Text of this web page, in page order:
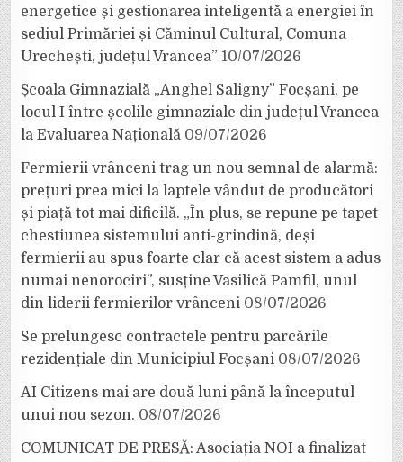
energetice și gestionarea inteligentă a energiei în
sediul Primăriei și Căminul Cultural, Comuna
Urechești, județul Vrancea” 10/07/2026
Școala Gimnazială „Anghel Saligny” Focșani, pe
locul I între școlile gimnaziale din județul Vrancea
la Evaluarea Națională 09/07/2026
Fermierii vrânceni trag un nou semnal de alarmă:
prețuri prea mici la laptele vândut de producători
și piață tot mai dificilă. „În plus, se repune pe tapet
chestiunea sistemului anti-grindină, deși
fermierii au spus foarte clar că acest sistem a adus
numai nenorociri”, susține Vasilică Pamfil, unul
din liderii fermierilor vrânceni 08/07/2026
Se prelungesc contractele pentru parcările
rezidențiale din Municipiul Focșani 08/07/2026
AI Citizens mai are două luni până la începutul
unui nou sezon. 08/07/2026
COMUNICAT DE PRESĂ: Asociația NOI a finalizat